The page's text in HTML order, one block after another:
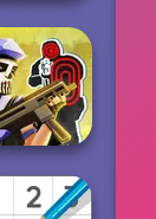
Ski Jump
Challenge